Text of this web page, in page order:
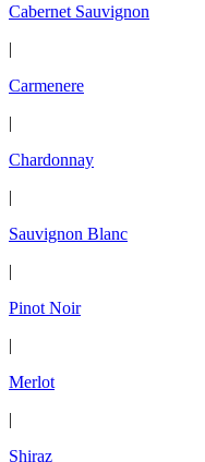
Cabernet Sauvignon
|
Carmenere
|
Chardonnay
|
Sauvignon Blanc
|
Pinot Noir
|
Merlot
|
Shiraz